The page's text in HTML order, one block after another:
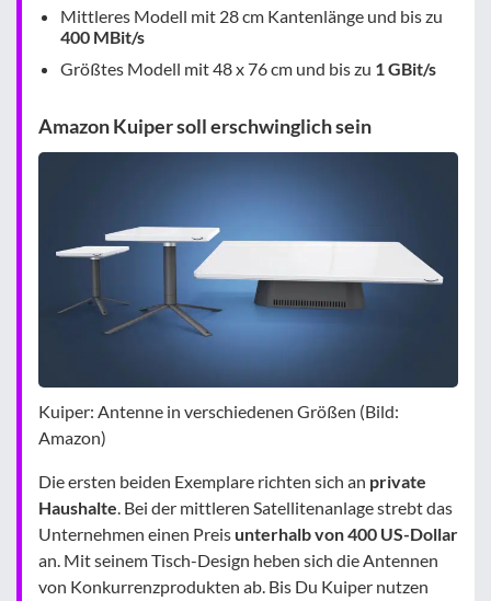
Mittleres Modell mit 28 cm Kantenlänge und bis zu
400 MBit/s
Größtes Modell mit 48 x 76 cm und bis zu 1 GBit/s
Amazon Kuiper soll erschwinglich sein
Kuiper: Antenne in verschiedenen Größen (Bild:
Amazon)
Die ersten beiden Exemplare richten sich an private
Haushalte. Bei der mittleren Satellitenanlage strebt das
Unternehmen einen Preis unterhalb von 400 US-Dollar
an. Mit seinem Tisch-Design heben sich die Antennen
von Konkurrenzprodukten ab. Bis Du Kuiper nutzen